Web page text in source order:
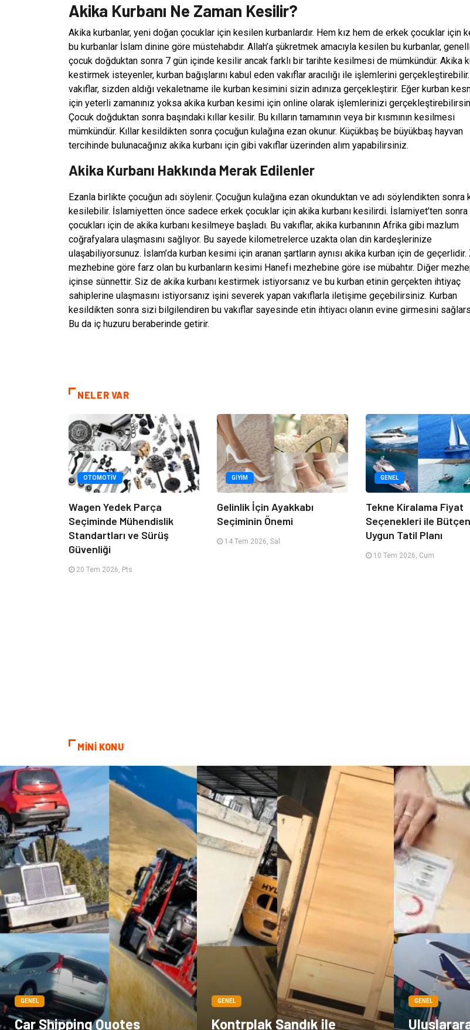
Akika Kurbanı Ne Zaman Kesilir?
Akika kurbanlar, yeni doğan çocuklar için kesilen kurbanlardır. Hem kız hem de erkek çocuklar için
bu kurbanlar İslam dinine göre müstehabdır. Allah’a şükretmek amacıyla kesilen bu kurbanlar,
çocuk doğduktan sonra 7 gün içinde kesilir ancak farklı bir tarihte kesilmesi de mümkündür. Akika
kestirmek isteyenler, kurban bağışlarını kabul eden vakıflar aracılığı ile işlemlerini
vakıflar, sizden aldığı vekaletname ile kurban kesimini sizin adınıza gerçekleştirir. Eğer kurban
için yeterli zamanınız yoksa akika kurban kesimi için online olarak işlemlerinizi
Çocuk doğduktan sonra başındaki kıllar kesilir. Bu kılların tamamının veya bir kısmının kesilmesi
mümkündür. Kıllar kesildikten sonra çocuğun kulağına ezan okunur. Küçükbaş be büyükbaş hayvan
tercihinde bulunacağınız akika kurbanı için gibi vakıflar üzerinden alım yapabilirsiniz.
Akika Kurbanı Hakkında Merak Edilenler
Ezanla birlikte çocuğun adı söylenir. Çocuğun kulağına ezan okunduktan ve adı söylendikten sonra
kesilebilir. İslamiyetten önce sadece erkek çocuklar için akika kurbanı kesilirdi. İslamiyet’ten sonra
çocukları için de akika kurbanı kesilmeye başladı. Bu vakıflar, akika kurbanının Afrika gibi mazlum
coğrafyalara ulaşmasını sağlıyor. Bu sayede kilometrelerce uzakta olan din kardeşlerinize
ulaşabiliyorsunuz. İslam’da kurban kesimi için aranan şartların aynısı akika kurban için de geçerlidir.
mezhebine göre farz olan bu kurbanların kesimi Hanefi mezhebine göre ise mübahtır. Diğer
içinse sünnettir. Siz de akika kurbanı kestirmek istiyorsanız ve bu kurban etinin gerçekten ihtiyaç
sahiplerine ulaşmasını istiyorsanız işini severek yapan vakıflarla iletişime geçebilirsiniz. Kurban
kesildikten sonra sizi bilgilendiren bu vakıflar sayesinde etin ihtiyacı olanın evine girmesini
Bu da iç huzuru beraberinde getirir.
NELER VAR
OTOMOTIV
Wagen Yedek Parça
Seçiminde Mühendislik
Standartları ve Sürüş
Güvenliği
20 Tem 2026, Pts
GIYIM
Gelinlik İçin Ayakkabı
Seçiminin Önemi
14 Tem 2026, Sal
GENEL
Tekne Kiralama Fiyat
Seçenekleri ile
Uygun Tatil Planı
10 Tem 2026, Cum
MİNİ KONU
GENEL
Car Shipping Quotes
GENEL
Kontrplak Sandık ile
GENEL